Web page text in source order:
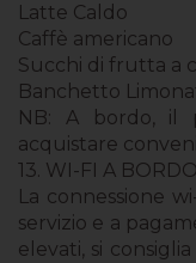
Latte Caldo
Caffè americano
Succhi di frutta a
Banchetto
NB: A bordo, il
acquistare
13. WI-FI A BORDO
La connessione
servizio e a
elevati, si